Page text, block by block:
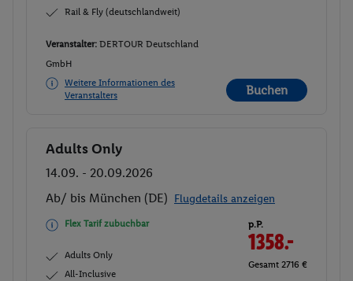
Rail & Fly (deutschlandweit)
Veranstalter: DERTOUR Deutschland
GmbH
Weitere Informationen des
Veranstalters
Buchen
Buchen
Adults Only
14.09. - 20.09.2026
Ab/ bis München (DE) Flugdetails anzeigen
Flex Tarif zubuchbar
Adults Only
All-Inclusive
p.P.
1358.-
Gesamt 2716 €